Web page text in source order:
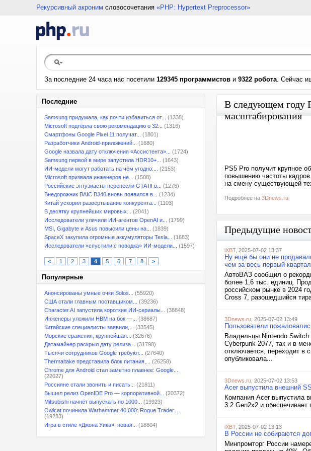
Рекурсивный акроним словосочетания «PHP: Hypertext Preprocessor»
За последние 24 часа нас посетили 129345 программистов и 9322 робота. Сейчас
Последние
Samsung придумала, как почти избавиться от...
(1338)
Microsoft подтёрла свою рекомендацию о 32...
(1316)
Смартфоны Google Pixel 11 получат...
(1801)
Разработчики Android-приложений...
(1680)
Google назвала дату отключения «Ассистента»...
(1724)
Samsung первой в мире запустила HDR10+...
(1643)
ИИ-модели могут работать на чём угодно:...
(2153)
Microsoft призвала инженеров не...
(1508)
Российские энтузиасты перенесли GTA III в...
(1276)
Внедорожник BAIC BJ40 вновь появился в...
(1234)
Китай ускорил развёртывание конкурента...
(1103)
В десятку крупнейших мировых...
(2041)
Исследователи уличили ИИ-агентов OpenAI и...
(1799)
MSI, Gigabyte и Asus повысили цены на...
(1839)
SpaceX закупила огромные аккумуляторы Tesla...
(1683)
Исследователи «спустили с поводка» ИИ-модели...
(1597)
< 1 2 3 4 5 6 7 8 >
Популярные
Анонсированы умные очки Solos...
(55920)
США стали главным поставщиком...
(39236)
Character.AI запустила короткие ИИ-сериалы...
(38848)
Инженеры уложили HBM на бок —...
(38687)
Китайские специалисты заявили,...
(33545)
Морские сражения, крупнейшая...
(32676)
Датамайнер раскрыл дату релиза...
(31798)
Тысячи сотрудников Google требуют...
(27640)
Thermaltake представила блок питания,...
(26258)
Chrome для Android стал заметно плавнее: Google...
(22027)
Россияне стали звонить и писать...
(21811)
Вышел релиз OpenIDE Pro — корпоративной...
(20372)
Mitsubishi начнёт выпускать по 1000...
(19923)
Owlcat починила Warhammer 40,000: Rogue Trader...
(19283)
Игра в стиле «Джона Уика», новая...
(18804)
В следующем году
масштабирования
PS5 Pro получит крупное
повышению частоты
на смену существующей
Подробнее на 3Dnews.ru
Предыдущие
iXBT, 2025-07-02 13:37
Ну ещё бы они не
чем за весь первый
АвтоВАЗ сообщил о
более 1,6 тыс. единиц.
российском рынке в 2024
Cross 7, разошедшийся
3Dnews.ru , 2025-07-02 13:49
Пользователи
Владельцы Nintendo
Cyberpunk 2077, так и в
отключается, переходит в
опубликовала...
3Dnews.ru , 2025-07-02 13:53
Acer выпустила внешний
Компания Acer выпустила
3.2 Gen2x2 и
iXBT, 2025-07-02 13:13
В России не собираются
Минпромторг России